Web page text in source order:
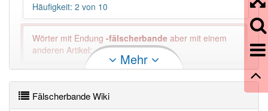
Häufigkeit: 2 von 10
Wörter mit Endung -fälscherbande aber mit einem
anderen Artikel: -1
88% unserer Spielapp-Nutzer haben den Artikel
korrekt erraten.
Mehr
Fälscherbande Wiki